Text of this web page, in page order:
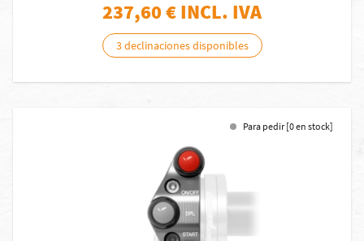
237,60€ INCL. IVA
3 declinaciones disponibles
Para pedir [0 en stock]